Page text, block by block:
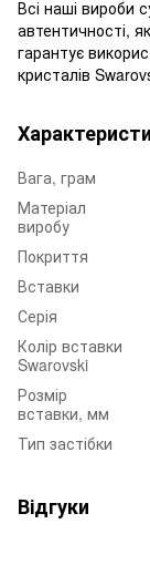
Всі наші вироби
автентичності,
гарантує
кристалів
Вага, грам
Матеріал
виробу
Покриття
Вставки
Серія
Колір вставки
Swarovski
Розмір
вставки, мм
Тип застібки
Відгуки